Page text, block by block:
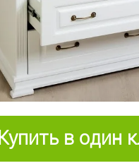
Купить в один